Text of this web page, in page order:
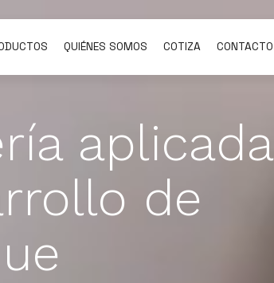
QUIÉNES SOMOS COTIZA CONTACTO
aplicada
de